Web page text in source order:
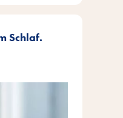
Schlaf.